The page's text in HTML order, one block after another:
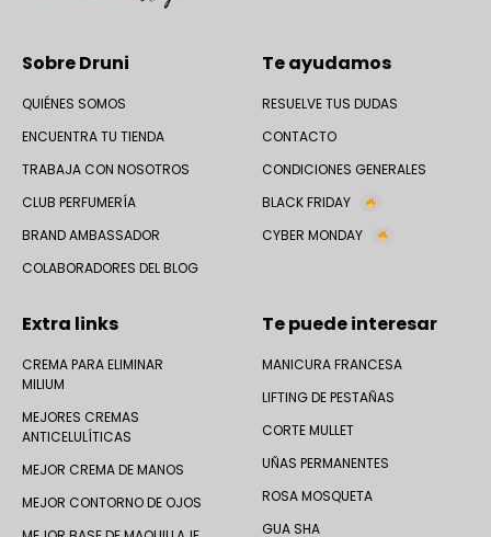
Sobre Druni
QUIÉNES SOMOS
ENCUENTRA TU TIENDA
TRABAJA CON NOSOTROS
CLUB PERFUMERÍA
BRAND AMBASSADOR
COLABORADORES DEL BLOG
Te ayudamos
RESUELVE TUS DUDAS
CONTACTO
CONDICIONES GENERALES
BLACK FRIDAY
CYBER MONDAY
Extra links
CREMA PARA ELIMINAR
MILIUM
MEJORES CREMAS
ANTICELULÍTICAS
MEJOR CREMA DE MANOS
MEJOR CONTORNO DE OJOS
Te puede interesar
MANICURA FRANCESA
LIFTING DE PESTAÑAS
CORTE MULLET
UÑAS PERMANENTES
ROSA MOSQUETA
GUA SHA